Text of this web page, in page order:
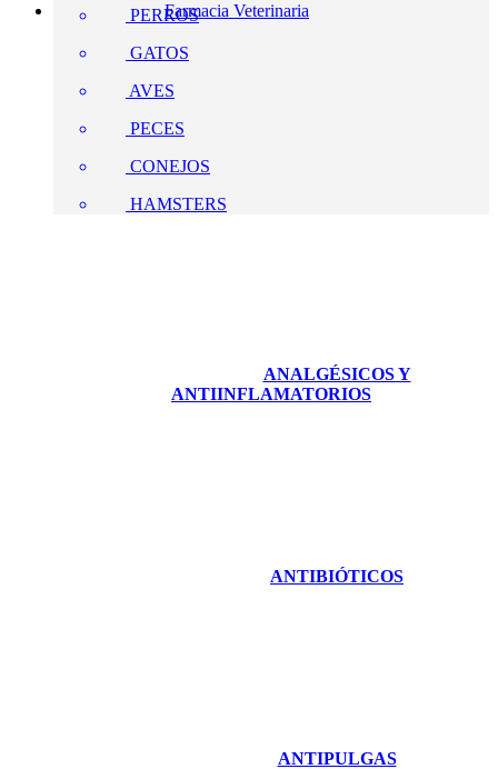
Farmacia Veterinaria
PERROS
GATOS
AVES
PECES
CONEJOS
HAMSTERS
ANALGÉSICOS Y
ANTIINFLAMATORIOS
ANTIBIÓTICOS
ANTIPULGAS